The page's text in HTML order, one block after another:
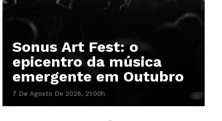
Sonus Art Fest: o
epicentro da música
emergente em Outubro
7 De Agosto De 2026, 21:00h